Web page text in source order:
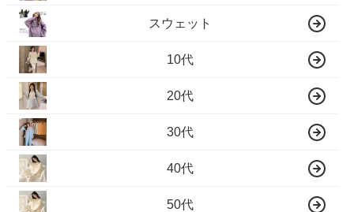
スウェット
10代
20代
30代
40代
50代